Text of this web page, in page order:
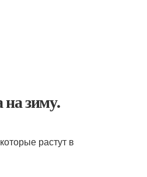
зиму.
растут в